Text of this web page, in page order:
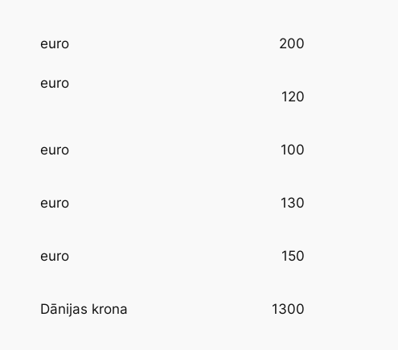
euro 200
euro
120
euro 100
euro 130
euro 150
Dānijas krona 1300